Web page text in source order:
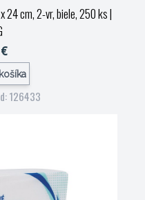
24 cm, 2-vr, biele, 250 ks|
126433